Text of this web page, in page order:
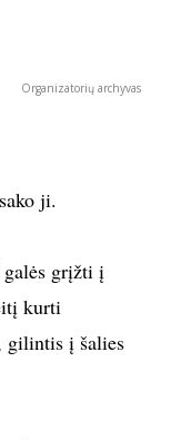
Organizatorių archyvas
ji.
grįžti į
kurti
gilintis į šalies